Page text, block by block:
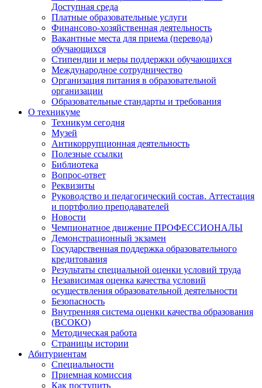
Доступная среда
Платные образовательные услуги
Финансово-хозяйственная деятельность
Вакантные места для приема (перевода)
обучающихся
Стипендии и меры поддержки обучающихся
Международное сотрудничество
Организация питания в образовательной
организации
Образовательные стандарты и требования
О техникуме
Техникум сегодня
Музей
Антикоррупционная деятельность
Полезные ссылки
Библиотека
Вопрос-ответ
Реквизиты
Руководство и педагогический состав. Аттестация
и портфолио преподавателей
Новости
Чемпионатное движение ПРОФЕССИОНАЛЫ
Демонстрационный экзамен
Государственная поддержка образовательного
кредитования
Результаты специальной оценки условий труда
Независимая оценка качества условий
осуществления образовательной деятельности
Безопасность
Внутренняя система оценки качества образования
(ВСОКО)
Методическая работа
Страницы истории
Абитуриентам
Специальности
Приемная комиссия
Как поступить